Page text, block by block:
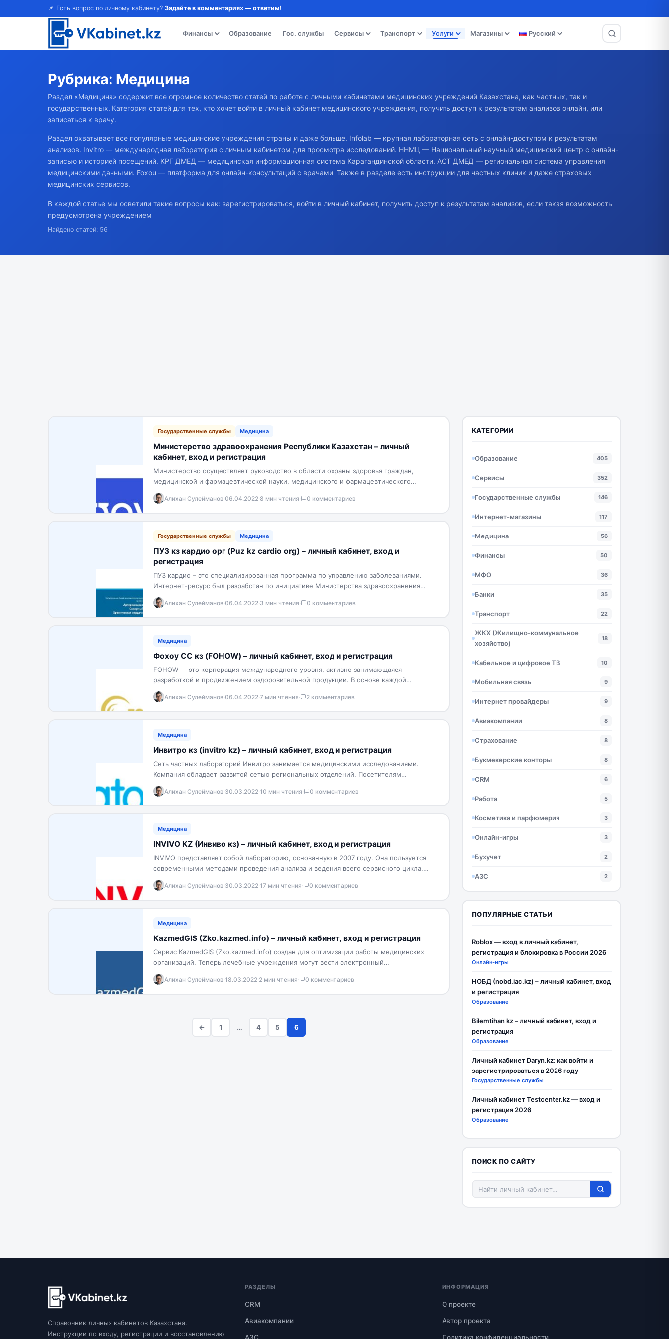
📌 Есть вопрос по личному кабинету? Задайте в комментариях — ответим!
Финансы Образование Гос. службы Сервисы Транспорт Услуги Магазины Русский
Рубрика: Медицина
Раздел «Медицина» содержит все огромное количество статей по работе с личными кабинетами медицинских учреждений Казахстана, как частных, так и
государственных. Категория статей для тех, кто хочет войти в личный кабинет медицинского учреждения, получить доступ к результатам анализов онлайн, или
записаться к врачу.
Раздел охватывает все популярные медицинские учреждения страны и даже больше. Infolab — крупная лабораторная сеть с онлайн-доступом к результатам
анализов. Invitro — международная лаборатория с личным кабинетом для просмотра исследований. ННМЦ — Национальный научный медицинский центр с онлайн-
записью и историей посещений. КРГ ДМЕД — медицинская информационная система Карагандинской области. АСТ ДМЕД — региональная система управления
медицинскими данными. Foxou — платформа для онлайн-консультаций с врачами. Также в разделе есть инструкции для частных клиник и даже страховых
медицинских сервисов.
В каждой статье мы осветили такие вопросы как: зарегистрироваться, войти в личный кабинет, получить доступ к результатам анализов, если такая возможность
предусмотрена учреждением
Найдено статей: 56
Государственные службы Медицина
Министерство здравоохранения Республики Казахстан – личный
кабинет, вход и регистрация
Министерство осуществляет руководство в области охраны здоровья граждан,
медицинской и фармацевтической науки, медицинского и фармацевтического
образования, обращения лекарственных средств, медицинских изделий и…
Алихан Сулейманов·06.04.2022·8 мин чтения· 0 комментариев
Государственные службы Медицина
ПУЗ кз кардио орг (Puz kz cardio org) – личный кабинет, вход и
регистрация
ПУЗ кардио – это специализированная программа по управлению заболеваниями.
Интернет-ресурс был разработан по инициативе Министерства здравоохранения
Казахстана и предназначен для внутреннего использования…
Алихан Сулейманов·06.04.2022·3 мин чтения· 0 комментариев
Медицина
Фохоу СС кз (FOHOW) – личный кабинет, вход и регистрация
FOHOW — это корпорация международного уровня, активно занимающаяся
разработкой и продвижением оздоровительной продукции. В основе каждой
разработки лежит многовековой опыт и знания…
Алихан Сулейманов·06.04.2022·7 мин чтения· 2 комментариев
Медицина
Инвитро кз (invitro kz) – личный кабинет, вход и регистрация
Сеть частных лабораторий Инвитро занимается медицинскими исследованиями.
Компания обладает развитой сетью региональных отделений. Посетителям
предоставляется проведение анализов и постановка диагнозов. Ознакомиться со…
Алихан Сулейманов·30.03.2022·10 мин чтения· 0 комментариев
Медицина
INVIVO KZ (Инвиво кз) – личный кабинет, вход и регистрация
INVIVO представляет собой лабораторию, основанную в 2007 году. Она пользуется
современными методами проведения анализа и ведения всего сервисного цикла.
Сегодня эта организация…
Алихан Сулейманов·30.03.2022·17 мин чтения· 0 комментариев
Медицина
KazmedGIS (Zko.kazmed.info) – личный кабинет, вход и регистрация
Сервис KazmedGIS (Zko.kazmed.info) создан для оптимизации работы медицинских
организаций. Теперь лечебные учреждения могут вести электронный
документооборот и автоматизировать большинство внутренних процессов.
Благодаря…
Алихан Сулейманов·18.03.2022·2 мин чтения· 0 комментариев
← 1 … 4 5 6
КАТЕГОРИИ
Образование 405
Сервисы 352
Государственные службы 146
Интернет-магазины 117
Медицина 56
Финансы 50
МФО 36
Банки 35
Транспорт 22
ЖКХ (Жилищно-коммунальное
хозяйство)
18
Кабельное и цифровое ТВ 10
Мобильная связь 9
Интернет провайдеры 9
Авиакомпании 8
Страхование 8
Букмекерские конторы 8
CRM 6
Работа 5
Косметика и парфюмерия 3
Онлайн-игры 3
Бухучет 2
АЗС 2
ПОПУЛЯРНЫЕ СТАТЬИ
Roblox — вход в личный кабинет,
регистрация и блокировка в России 2026
Онлайн-игры
НОБД (nobd.iac.kz) – личный кабинет, вход
и регистрация
Образование
Bilemtihan kz – личный кабинет, вход и
регистрация
Образование
Личный кабинет Daryn.kz: как войти и
зарегистрироваться в 2026 году
Государственные службы
Личный кабинет Testcenter.kz — вход и
регистрация 2026
Образование
ПОИСК ПО САЙТУ
Справочник личных кабинетов Казахстана.
Инструкции по входу, регистрации и восстановлению
РАЗДЕЛЫ
CRM
Авиакомпании
АЗС
ИНФОРМАЦИЯ
О проекте
Автор проекта
Политика конфиденциальности